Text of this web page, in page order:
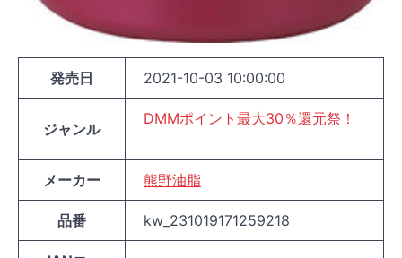
発売日 2021-10-03 10:00:00
ジャンル
DMMポイント最大30％還元祭！
メーカー 熊野油脂
品番 kw_231019171259218